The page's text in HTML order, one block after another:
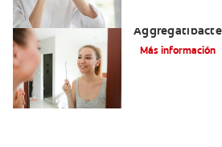
Más información